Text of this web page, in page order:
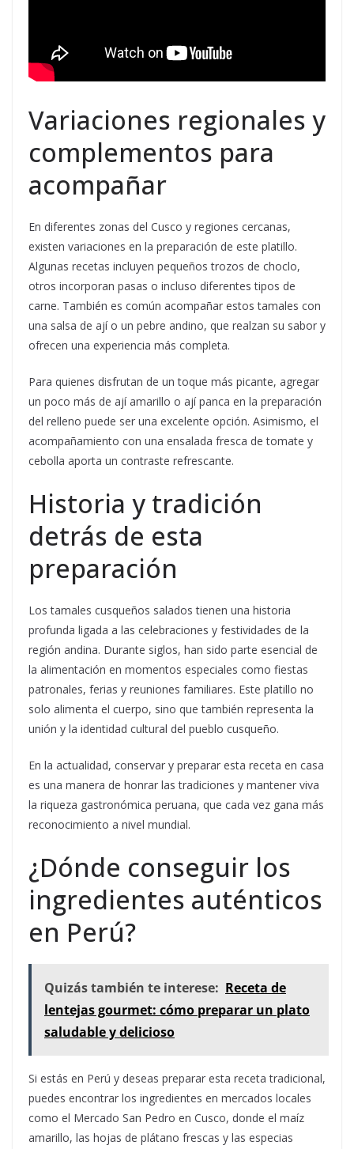
Variaciones regionales y
complementos para
acompañar
En diferentes zonas del Cusco y regiones cercanas,
existen variaciones en la preparación de este platillo.
Algunas recetas incluyen pequeños trozos de choclo,
otros incorporan pasas o incluso diferentes tipos de
carne. También es común acompañar estos tamales con
una salsa de ají o un pebre andino, que realzan su sabor y
ofrecen una experiencia más completa.
Para quienes disfrutan de un toque más picante, agregar
un poco más de ají amarillo o ají panca en la preparación
del relleno puede ser una excelente opción. Asimismo, el
acompañamiento con una ensalada fresca de tomate y
cebolla aporta un contraste refrescante.
Historia y tradición
detrás de esta
preparación
Los tamales cusqueños salados tienen una historia
profunda ligada a las celebraciones y festividades de la
región andina. Durante siglos, han sido parte esencial de
la alimentación en momentos especiales como fiestas
patronales, ferias y reuniones familiares. Este platillo no
solo alimenta el cuerpo, sino que también representa la
unión y la identidad cultural del pueblo cusqueño.
En la actualidad, conservar y preparar esta receta en casa
es una manera de honrar las tradiciones y mantener viva
la riqueza gastronómica peruana, que cada vez gana más
reconocimiento a nivel mundial.
¿Dónde conseguir los
ingredientes auténticos
en Perú?
Quizás también te interese: Receta de
lentejas gourmet: cómo preparar un plato
saludable y delicioso
Si estás en Perú y deseas preparar esta receta tradicional,
puedes encontrar los ingredientes en mercados locales
como el Mercado San Pedro en Cusco, donde el maíz
amarillo, las hojas de plátano frescas y las especias